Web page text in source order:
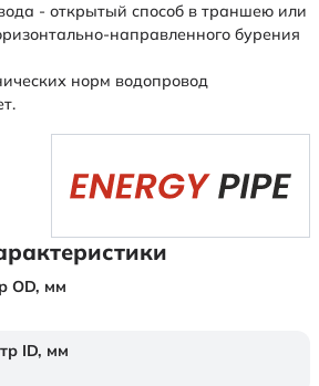
- открытый способ в траншею или
направленного бурения
норм водопровод
OD, мм
ID, мм